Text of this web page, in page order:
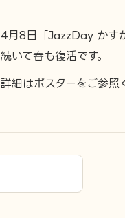
4月8日「JazzDay かす
続いて春も復活です。
詳細はポスターをご参照